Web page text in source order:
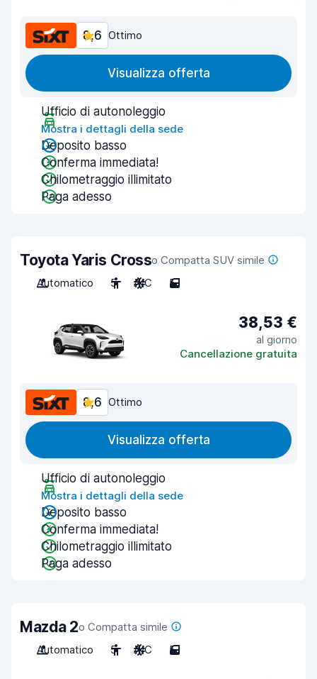
8,6 Ottimo
Visualizza offerta
Ufficio di autonoleggio
Mostra i dettagli della sede
Deposito basso
Conferma immediata!
Chilometraggio illimitato
Paga adesso
Toyota Yaris Crosso Compatta SUV simile
Automatico
5 A/C 5
38,53 €
al giorno
Cancellazione gratuita
8,6 Ottimo
Visualizza offerta
Ufficio di autonoleggio
Mostra i dettagli della sede
Deposito basso
Conferma immediata!
Chilometraggio illimitato
Paga adesso
Mazda 2o Compatta simile
Automatico
5 A/C 5